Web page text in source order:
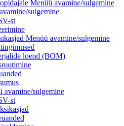
Menüü avamine/sulgemine
sulgemine
st
Menüü avamine/sulgemine
loend (BOM)
avamine/sulgemine
st